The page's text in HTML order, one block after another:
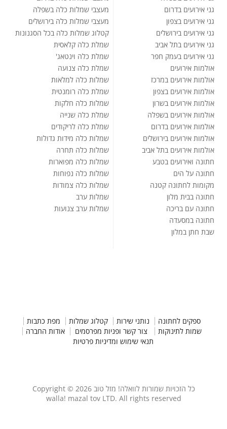
גני אירועים בדרום
גני אירועים בצפון
גני אירועים בירושלים
גני אירועים בתל אביב
גני אירועים בעמק חפר
אולמות אירועים
אולמות אירועים במרכז
אולמות אירועים בצפון
אולמות אירועים בשרון
אולמות אירועים בשפלה
אולמות אירועים בדרום
אולמות אירועים בירושלים
אולמות אירועים בתל אביב
חתונה ואירועים בטבע
חתונה על הים
מקומות לחתונה קטנה
חתונה בבית מלון
חתונה עם בריכה
חתונה במסעדה
שבת חתן במלון
מעצבי שמלות כלה בשפלה
מעצבי שמלות כלה בירושלים
קטלוג שמלות כלה בכל הסגנונות
שמלת כלה קלאסית
שמלת כלה וינטאג'
שמלת כלה צנועה
שמלות כלה למלאות
שמלת כלה רומנטית
שמלות כלה חלקות
שמלת כלה שנייה
שמלת כלה לריקודים
שמלות כלה מידות גדולות
שמלות כלה תחרה
שמלות כלה מפוארות
שמלות כלה נפוחות
שמלות כלה צמודות
שמלות ערב
שמלות ערב צנועות
ספקים לחתונה נותני שירות קטלוג שמלות
מפת כתבות
שמות לתינוקות
צור קשר ופניות מפרסמים
אודות החברה
תנאי שימוש ומדיניות פרטיות
כל הזכויות שמורות לוואלה! מזל טוב Copyright © 2026
walla! mazal tov LTD. All rights reserved